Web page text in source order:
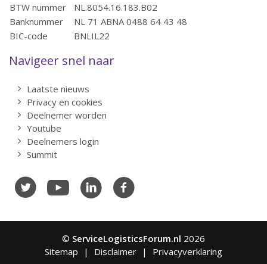
BTW nummer
NL.8054.16.183.B02
Banknummer
NL 71 ABNA 0488 64 43 48
BIC-code
BNLIL22
Navigeer snel naar
Laatste nieuws
Privacy en cookies
Deelnemer worden
Youtube
Deelnemers login
Summit
© ServiceLogisticsForum.nl 2026
Sitemap
Disclaimer Privacyverklaring